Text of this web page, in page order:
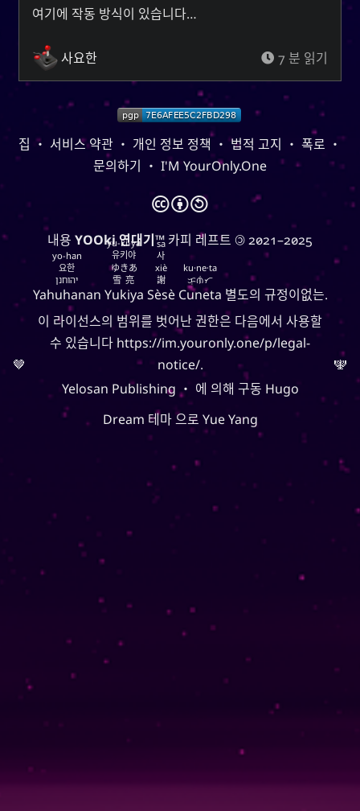
여기에 작동 방식이 있습니다…
사요한 7 분 읽기
집 ・ 서비스 약관 ・ 개인 정보 정책 ・법적 고지 ・ 폭로 ・
문의하기 ・ I'M YourOnly.One
🅭🅯🄎
내용 YOOki 연대기
Yahuhanan
יהוחנן
요한
yo-han
Yukiya
雪亮
ゆきあ
유키야
yu-ki-ya
Sèsè
謝
xiè
사
sa
Cuneta
ᜃᜓᜈᜒᜆ
ku·ne·ta
별도의 규정이없는.
🤎
이 라이선스의 범위를 벗어난 권한은 다음에서 사용할
수 있습니다 https://im.youronly.one/p/legal-
notice/.
🕎
Yelosan Publishing ・ 에 의해 구동 Hugo
Dream 테마 으로 Yue Yang
주의사항 : 네이버 파파고 신경번역
Yoo (한국 성)
;
CC-BY-SA 3.0
Unported License
눈 네트워크
Snoworld
One Way Faith
techmagus
Love and Relationships
책갈피
YourOnly.One Linklist
MoshiMoshi♡ (JP Ver.)
소셜 링크